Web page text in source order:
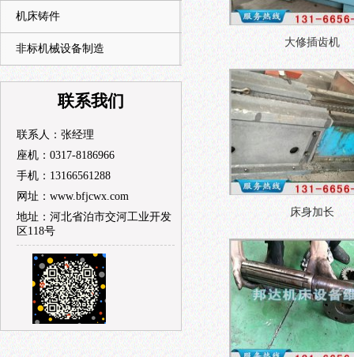
机床铸件
非标机械设备制造
联系我们
联系人：张经理
座机：0317-8186966
手机：13166561288
网址：www.bfjcwx.com
地址：河北省泊市交河工业开发
区118号
大修插齿机
床身加长